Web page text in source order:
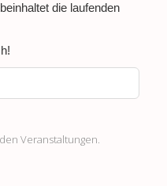
die laufenden
Veranstaltungen.